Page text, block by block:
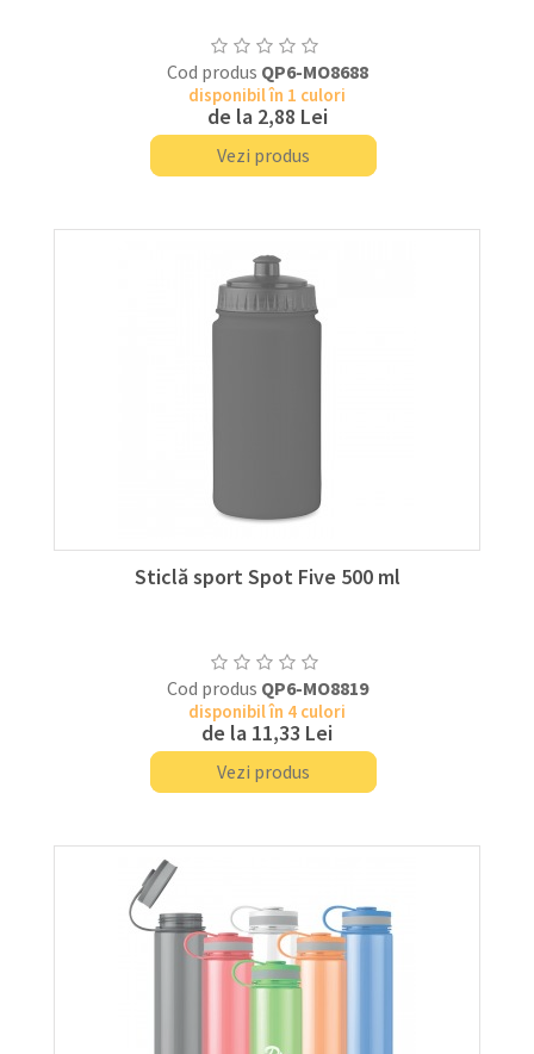
Cod produs QP6-MO8688
disponibil în 1 culori
de la 2,88 Lei
Vezi produs
Sticlă sport Spot Five 500 ml
Cod produs QP6-MO8819
disponibil în 4 culori
de la 11,33 Lei
Vezi produs